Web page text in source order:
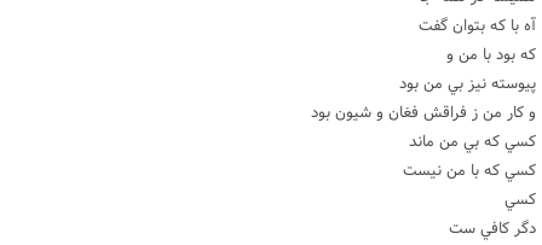
آه با که بتوان گفت
که بود با من و
پيوسته نيز بي من بود
و کار من ز فراقش فغان و شيون بود
کسي که بي من ماند
کسي که با من نيست
کسي
دگر کافي ست